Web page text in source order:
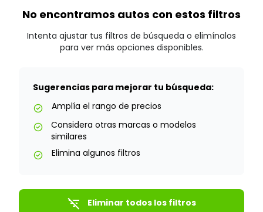
No encontramos autos con estos filtros
Intenta ajustar tus filtros de búsqueda o elimínalos
para ver más opciones disponibles.
Sugerencias para mejorar tu búsqueda:
check_circle Amplía el rango de precios
check_circle
Considera otras marcas o modelos
similares
check_circle Elimina algunos filtros
filter_list_off Eliminar todos los filtros